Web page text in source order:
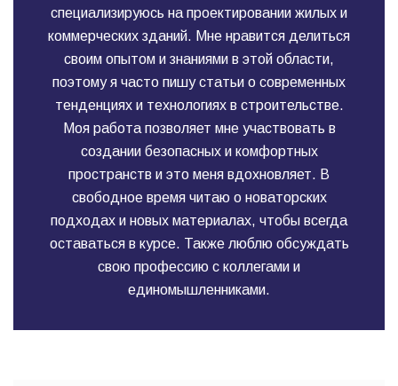
специализируюсь на проектировании жилых и
коммерческих зданий. Мне нравится делиться
своим опытом и знаниями в этой области,
поэтому я часто пишу статьи о современных
тенденциях и технологиях в строительстве.
Моя работа позволяет мне участвовать в
создании безопасных и комфортных
пространств и это меня вдохновляет. В
свободное время читаю о новаторских
подходах и новых материалах, чтобы всегда
оставаться в курсе. Также люблю обсуждать
свою профессию с коллегами и
единомышленниками.